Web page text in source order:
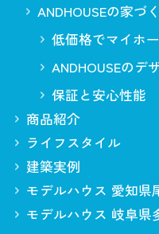
ANDHOUSEの家づ
低価格でマイホ
ANDHOUSEのデ
保証と安心性能
商品紹介
ライフスタイル
建築実例
モデルハウス 愛知県
モデルハウス 岐阜県